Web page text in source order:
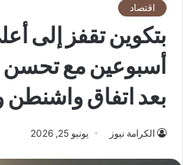
اقتصاد
بتكوين تقفز إلى
أسبوعين مع
بعد اتفاق
الكرامة نيوز يونيو 25, 2026